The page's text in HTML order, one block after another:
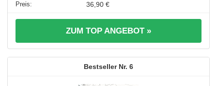
36,90 €
ZUM TOP ANGEBOT »
6